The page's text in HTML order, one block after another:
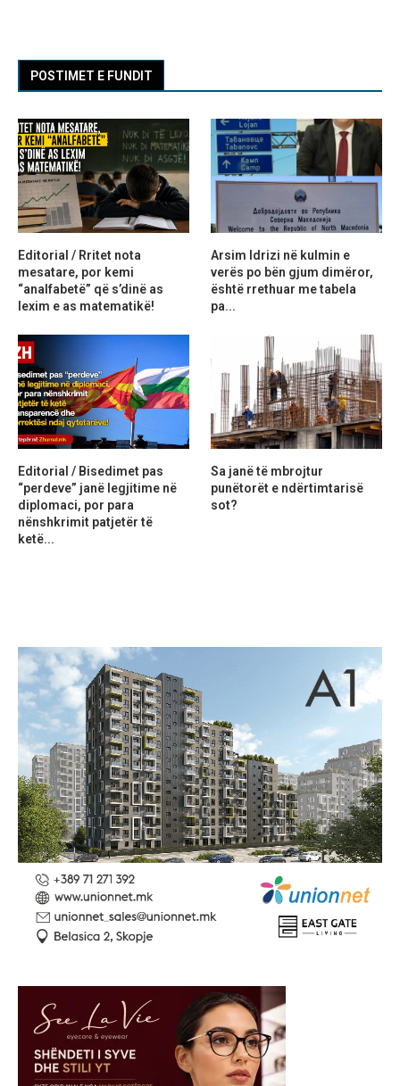
POSTIMET E FUNDIT
Editorial / Rritet nota
mesatare, por kemi
“analfabetë” që s’dinë as
lexim e as matematikë!
Arsim Idrizi në kulmin e
verës po bën gjum dimëror,
është rrethuar me tabela
pa...
Editorial / Bisedimet pas
“perdeve” janë legjitime në
diplomaci, por para
nënshkrimit patjetër të
ketë...
Sa janë të mbrojtur
punëtorët e ndërtimtarisë
sot?